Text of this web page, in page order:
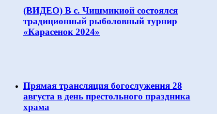
(ВИДЕО) В с. Чишмикиой состоялся
традиционный рыболовный турнир
«Карасенок 2024»
Прямая трансляция богослужения 28
августа в день престольного праздника
храма